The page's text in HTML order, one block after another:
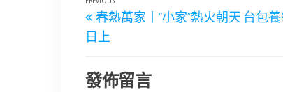
章
導
覽
Post春熱萬家丨“小家”熱火朝天 台包
日上
發佈留言